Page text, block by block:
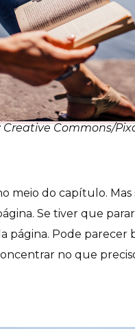
Creative Commons/
meio do capítulo.
Se tiver que
Pode parecer
no que